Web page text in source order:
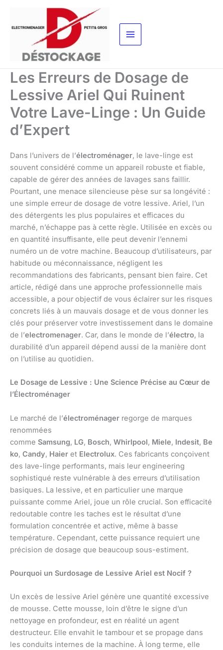
contenu
Les Erreurs de Dosage de
Lessive Ariel Qui Ruinent
Votre Lave-Linge : Un Guide
d’Expert
Dans l’univers de l’électroménager, le lave-linge est
souvent considéré comme un appareil robuste et fiable,
capable de gérer des années de lavages sans faillir.
Pourtant, une menace silencieuse pèse sur sa longévité :
une simple erreur de dosage de votre lessive. Ariel, l’un
des détergents les plus populaires et efficaces du
marché, n’échappe pas à cette règle. Utilisée en excès ou
en quantité insuffisante, elle peut devenir l’ennemi
numéro un de votre machine. Beaucoup d’utilisateurs, par
habitude ou méconnaissance, négligent les
recommandations des fabricants, pensant bien faire. Cet
article, rédigé dans une approche professionnelle mais
accessible, a pour objectif de vous éclairer sur les risques
concrets liés à un mauvais dosage et de vous donner les
clés pour préserver votre investissement dans le domaine
de l’electromenager. Car, dans le monde de l’électro, la
durabilité d’un appareil dépend aussi de la manière dont
on l’utilise au quotidien.
Le Dosage de Lessive : Une Science Précise au Cœur de
l’Électroménager
Le marché de l’électroménager regorge de marques
renommées
comme Samsung, LG, Bosch, Whirlpool, Miele, Indesit, Be
ko, Candy, Haier et Electrolux. Ces fabricants conçoivent
des lave-linge performants, mais leur engineering
sophistiqué reste vulnérable à des erreurs d’utilisation
basiques. La lessive, et en particulier une marque
puissante comme Ariel, joue un rôle crucial. Son efficacité
redoutable contre les taches est le résultat d’une
formulation concentrée et active, même à basse
température. Cependant, cette puissance requiert une
précision de dosage que beaucoup sous-estiment.
Pourquoi un Surdosage de Lessive Ariel est Nocif ?
Un excès de lessive Ariel génère une quantité excessive
de mousse. Cette mousse, loin d’être le signe d’un
nettoyage en profondeur, est en réalité un agent
destructeur. Elle envahit le tambour et se propage dans
les conduits internes de la machine. À long terme, elle